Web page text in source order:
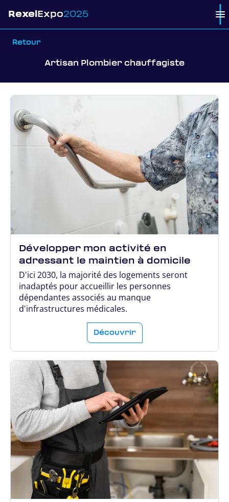
Rexel Expo2025
Retour
Artisan Plombier chauffagiste
Développer mon activité en
adressant le maintien à domicile
D'ici 2030, la majorité des logements seront
inadaptés pour accueillir les personnes
dépendantes associés au manque
d'infrastructures médicales.
Découvrir